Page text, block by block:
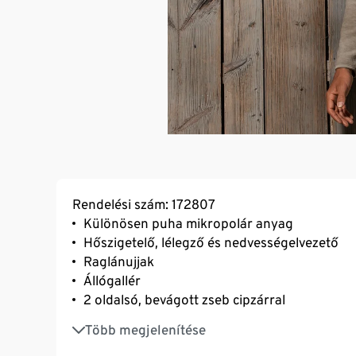
Rendelési szám: 172807
Különösen puha mikropolár anyag
Hőszigetelő, lélegző és nedvességelvezető
Raglánujjak
Állógallér
2 oldalsó, bevágott zseb cipzárral
Több megjelenítése
Elöl egyenes szegély, hátul lekerekített